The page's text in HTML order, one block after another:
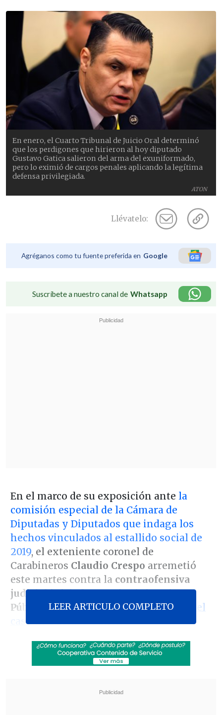
ATON
En enero, el Cuarto Tribunal de Juicio Oral determinó
que los perdigones que hirieron al hoy diputado
Gustavo Gatica salieron del arma del exuniformado,
pero lo eximió de cargos penales aplicando la legítima
defensa privilegiada.
Llévatelo:
Agréganos como tu fuente preferida en Google
Suscríbete a nuestro canal de Whatsapp
En el marco de su exposición ante la
comisión especial de la Cámara de
Diputadas y Diputados que indaga los
hechos vinculados al estallido social de
2019, el exteniente coronel de
Carabineros Claudio Crespo arremetió
este martes contra la contraofensiva
judicial iniciada por el Ministerio
Público
para revertirsu absolución en el
caso de Gustavo Gatica
"Yo tengo juicios pendientes todavía. La
Fiscalía y todos los perseguidores que
nulidad a la Corte para poder anular el
LEER ARTICULO COMPLETO